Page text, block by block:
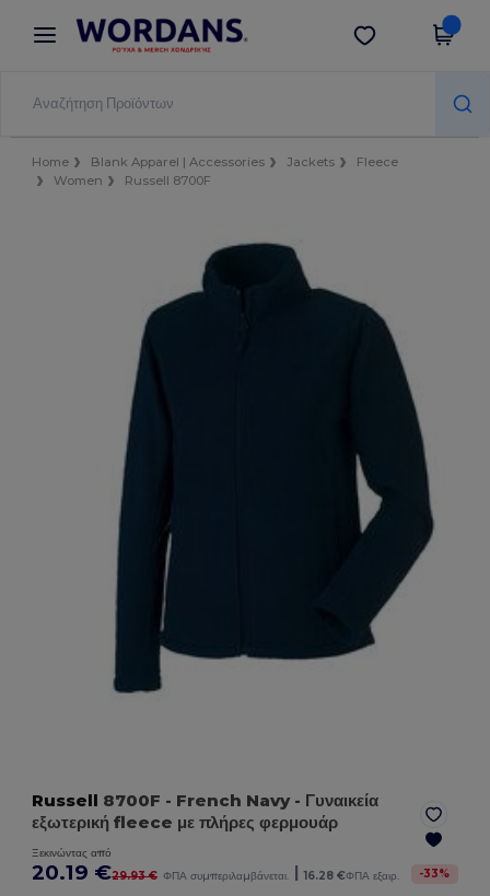
× Εφαρμογή Wordans
Καλύτερες τιμές στην εφαρμογή!
Λήψη app
Home Blank Apparel | Accessories Jackets
Fleece
Women
Russell 8700F
Russell 8700F - French Navy- Γυναικεία
εξωτερική fleece με πλήρες φερμουάρ
Ξεκινώντας από
20.19 €29.93 € ΦΠΑ συμπεριλαμβάνεται. | 16.28 €ΦΠΑ εξαιρ. -33%